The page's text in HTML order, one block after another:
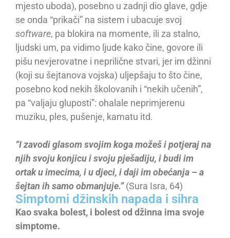
mjesto uboda), posebno u zadnji dio glave, gdje
se onda “prikači” na sistem i ubacuje svoj
software, pa blokira na momente, ili za stalno,
ljudski um, pa vidimo ljude kako čine, govore ili
pišu nevjerovatne i neprilične stvari, jer im džinni
(koji su šejtanova vojska) uljepšaju to što čine,
posebno kod nekih školovanih i “nekih učenih”,
pa “valjaju gluposti”: ohalale neprimjerenu
muziku, ples, pušenje, kamatu itd.
“I zavodi glasom svojim koga možeš i potjeraj na
njih svoju konjicu i svoju pješadiju, i budi im
ortak u imecima, i u djeci, i daji im obećanja – a
šejtan ih samo obmanjuje.”(Sura Isra, 64)
Simptomi džinskih napada i sihra
Kao svaka bolest, i bolest od džinna ima svoje
simptome.